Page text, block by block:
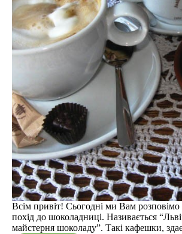
Всім привіт! Сьогодні ми Вам
похід до шоколадниці. Називається
майстерня шоколаду”. Такі кафешки,